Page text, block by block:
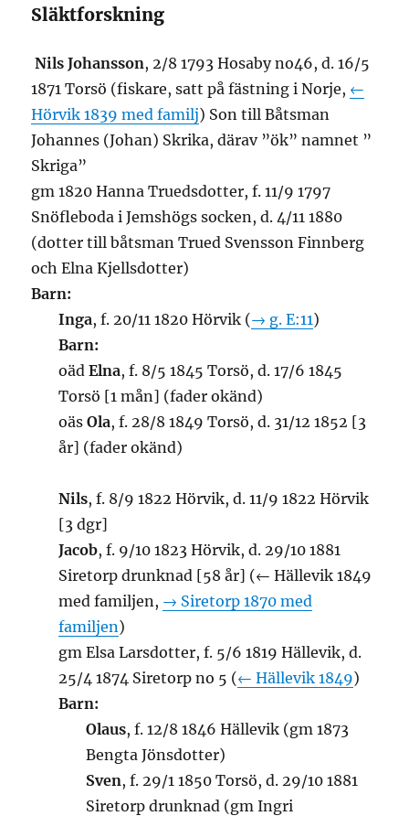
Släktforskning
Nils Johansson, 2/8 1793 Hosaby no46, d. 16/5
1871 Torsö (fiskare, satt på fästning i Norje, ←
Hörvik 1839 med familj) Son till Båtsman
Johannes (Johan) Skrika, därav ”ök” namnet ”
Skriga”
gm 1820 Hanna Truedsdotter, f. 11/9 1797
Snöfleboda i Jemshögs socken, d. 4/11 1880
(dotter till båtsman Trued Svensson Finnberg
och Elna Kjellsdotter)
Barn:
Inga, f. 20/11 1820 Hörvik (→ g. E:11)
Barn:
oädElna, f. 8/5 1845 Torsö, d. 17/6 1845
Torsö [1 mån] (fader okänd)
oäsOla, f. 28/8 1849 Torsö, d. 31/12 1852 [3
år] (fader okänd)
Nils, f. 8/9 1822 Hörvik, d. 11/9 1822 Hörvik
[3 dgr]
Jacob, f. 9/10 1823 Hörvik, d. 29/10 1881
Siretorp drunknad [58 år] (← Hällevik 1849
med familjen, → Siretorp 1870 med
familjen)
gm Elsa Larsdotter, f. 5/6 1819 Hällevik, d.
25/4 1874 Siretorp no 5 (← Hällevik 1849)
Barn:
Olaus, f. 12/8 1846 Hällevik (gm 1873
Bengta Jönsdotter)
Sven, f. 29/1 1850 Torsö, d. 29/10 1881
Siretorp drunknad (gm Ingri